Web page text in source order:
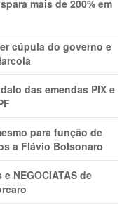
mais de 200% em
cúpula do governo e
das emendas PIX e
para função de
a Flávio Bolsonaro
NEGOCIATAS de